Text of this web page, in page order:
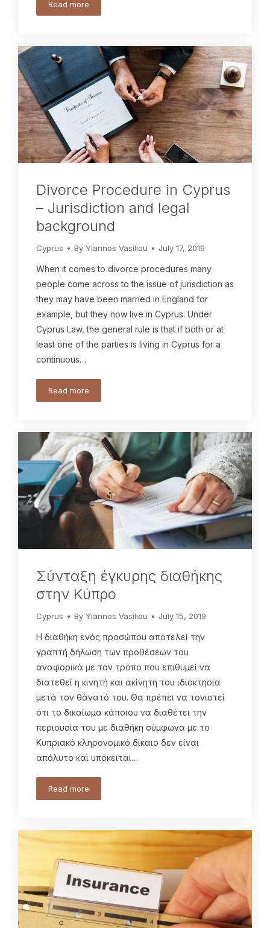
Read more
Divorce Procedure in Cyprus
– Jurisdiction and legal
background
Cyprus By Yiannos Vasiliou July 17, 2019
When it comes to divorce procedures many
people come across to the issue of jurisdiction as
they may have been married in England for
example, but they now live in Cyprus. Under
Cyprus Law, the general rule is that if both or at
least one of the parties is living in Cyprus for a
continuous…
Read more
Σύνταξη έγκυρης διαθήκης
στην Κύπρο
Cyprus By Yiannos Vasiliou July 15, 2019
Η διαθήκη ενός προσώπου αποτελεί την
γραπτή δήλωση των προθέσεων του
αναφορικά με τον τρόπο που επιθυμεί να
διατεθεί η κινητή και ακίνητη του ιδιοκτησία
μετά τον θάνατό του. Θα πρέπει να τονιστεί
ότι το δικαίωμα κάποιου να διαθέτει την
περιουσία του με διαθήκη σύμφωνα με το
Κυπριακό κληρονομικό δίκαιο δεν είναι
απόλυτο και υπόκειται…
Read more